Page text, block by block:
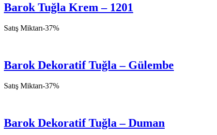
Barok Tuğla Krem – 1201
Satış Miktarı-37%
Barok Dekoratif Tuğla – Gülembe
Satış Miktarı-37%
Barok Dekoratif Tuğla – Duman